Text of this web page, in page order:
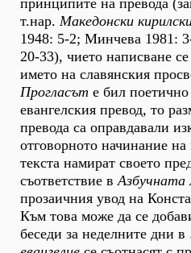
принципите на превода
т.нар. Македонски
1948: 5-2; Минчева 1981:
20-33), чието написване
името на славянския
Прогласът е бил
евангелския превод, то
превода са оправдавали
отговорното начинание
текста намират своето
съответствие вАзбучната
прозаичния увод на
Към това може да се
беседи за неделните дни в